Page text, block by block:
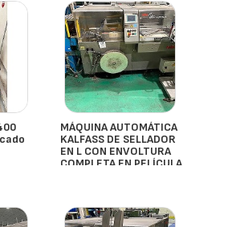
MÁQUINA AUTOMÁTICA
KALFASS DE SELLADOR
EN L CON ENVOLTURA
COMPLETA EN PELÍCULA